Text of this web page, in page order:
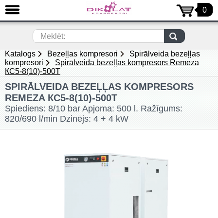
0
Meklēt:
Katalogs Bezeļļas kompresori
Spirālveida bezeļļas
kompresori
Spirālveida bezeļļas kompresors Remeza
КС5-8(10)-500Т
SPIRĀLVEIDA BEZEĻĻAS KOMPRESORS
REMEZA КС5-8(10)-500Т
Spiediens: 8/10 bar Apjoma: 500 l. Ražīgums:
820/690 l/min Dzinējs: 4 + 4 kW
AIZVĒRT
Virzuļu gaisa kompresori (69)
Skrūves kompresori (154)
Bezeļļas kompresori (81)
Gaisa sausinātāji (50)
Gaisa pūtēji (35)